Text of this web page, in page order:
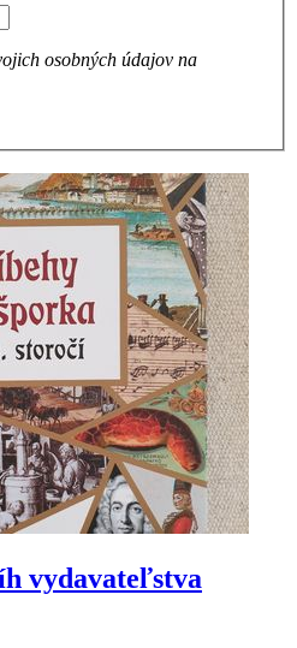
osobných údajov na
vydavateľstva